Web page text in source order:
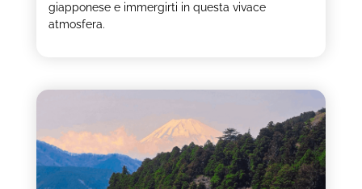
giapponese e immergirti in questa vivace
atmosfera.